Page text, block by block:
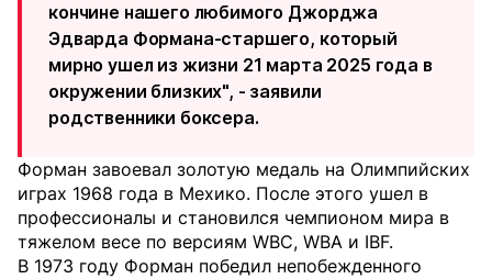
кончине нашего любимого Джорджа
Эдварда Формана-старшего, который
мирно ушел из жизни 21 марта 2025 года в
окружении близких", - заявили
родственники боксера.
Форман завоевал золотую медаль на Олимпийских
играх 1968 года в Мехико. После этого ушел в
профессионалы и становился чемпионом мира в
тяжелом весе по версиям WBC, WBA и IBF.
В 1973 году Форман победил непобежденного